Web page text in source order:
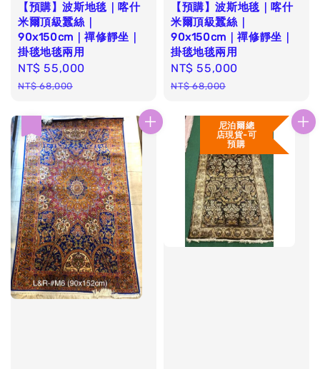
【預購】波斯地毯｜喀什
米爾頂級蠶絲｜
90x150cm｜禪修靜坐｜
掛毯地毯兩用
Sale
price
NT$ 55,000
NT$ 68,000
【預購】波斯地毯｜喀什
米爾頂級蠶絲｜
90x150cm｜禪修靜坐｜
掛毯地毯兩用
Sale
price
NT$ 55,000
NT$ 68,000
尼泊爾總
店現貨-可
預購